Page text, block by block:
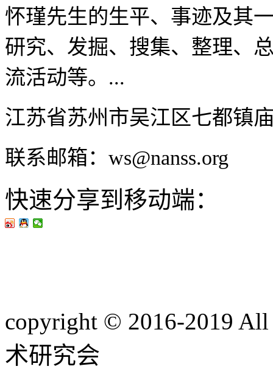
怀瑾先生的生平、事迹及其
研究、发掘、搜集、整理、
流活动等。...
江苏省苏州市吴江区七都镇
联系邮箱：ws@nanss.org
快速分享到移动端：
copyright © 2016-2019
术研究会